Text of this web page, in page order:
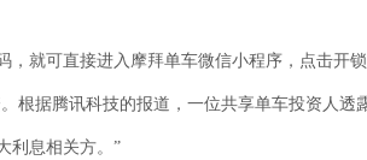
就可直接进入摩拜单车微信小程序，点击开锁
据腾讯科技的报道，一位共享单车投资人透
利息相关方。”